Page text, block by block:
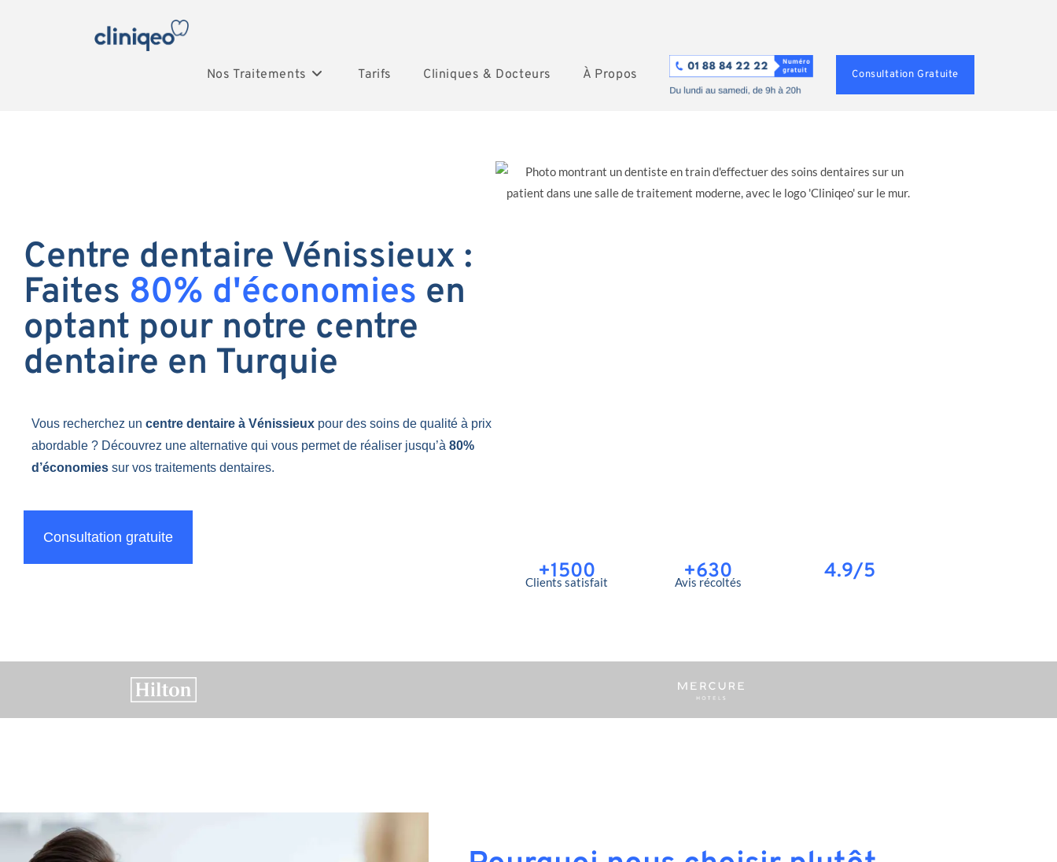
Nos Traitements Tarifs Cliniques & Docteurs À Propos Consultation Gratuite
Centre dentaire Vénissieux :
Faites 80% d'économies en
optant pour notre centre
dentaire en Turquie
Vous recherchez un centre dentaire à Vénissieux pour des soins de qualité à prix
abordable ? Découvrez une alternative qui vous permet de réaliser jusqu’à 80%
d’économies sur vos traitements dentaires.
Consultation gratuite
+1500
Clients satisfait +630
Avis récoltés 4.9/5